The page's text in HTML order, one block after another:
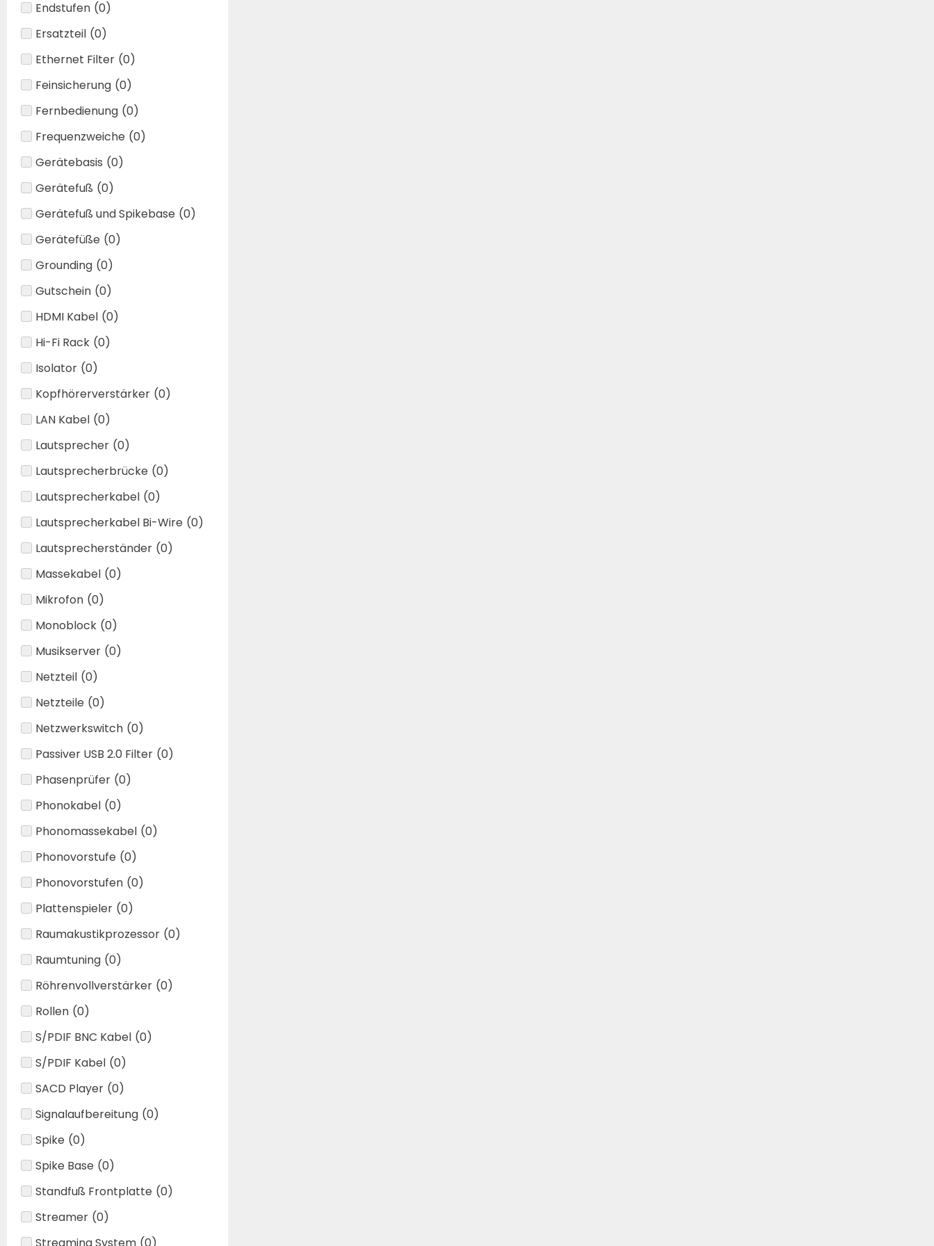
Endstufen (0)
Ersatzteil (0)
Ethernet Filter (0)
Feinsicherung (0)
Fernbedienung (0)
Frequenzweiche (0)
Gerätebasis (0)
Gerätefuß (0)
Gerätefuß und Spikebase (0)
Gerätefüße (0)
Grounding (0)
Gutschein (0)
HDMI Kabel (0)
Hi-Fi Rack (0)
Isolator (0)
Kopfhörerverstärker (0)
LAN Kabel (0)
Lautsprecher (0)
Lautsprecherbrücke (0)
Lautsprecherkabel (0)
Lautsprecherkabel Bi-Wire (0)
Lautsprecherständer (0)
Massekabel (0)
Mikrofon (0)
Monoblock (0)
Musikserver (0)
Netzteil (0)
Netzteile (0)
Netzwerkswitch (0)
Passiver USB 2.0 Filter (0)
Phasenprüfer (0)
Phonokabel (0)
Phonomassekabel (0)
Phonovorstufe (0)
Phonovorstufen (0)
Plattenspieler (0)
Raumakustikprozessor (0)
Raumtuning (0)
Röhrenvollverstärker (0)
Rollen (0)
S/PDIF BNC Kabel (0)
S/PDIF Kabel (0)
SACD Player (0)
Signalaufbereitung (0)
Spike (0)
Spike Base (0)
Standfuß Frontplatte (0)
Streamer (0)